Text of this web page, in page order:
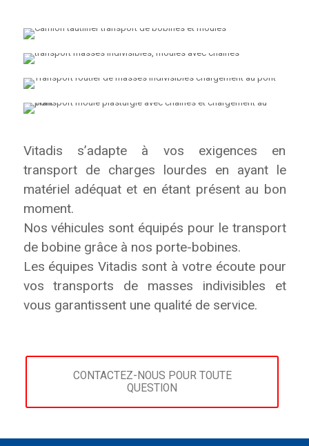
Vitadis s’adapte à vos exigences en
transport de charges lourdes en ayant le
matériel adéquat et en étant présent au bon
moment.
Nos véhicules sont équipés pour le transport
de bobine grâce à nos porte-bobines.
Les équipes Vitadis sont à votre écoute pour
vos transports de masses indivisibles et
vous garantissent une qualité de service.
CONTACTEZ-NOUS POUR TOUTE
QUESTION